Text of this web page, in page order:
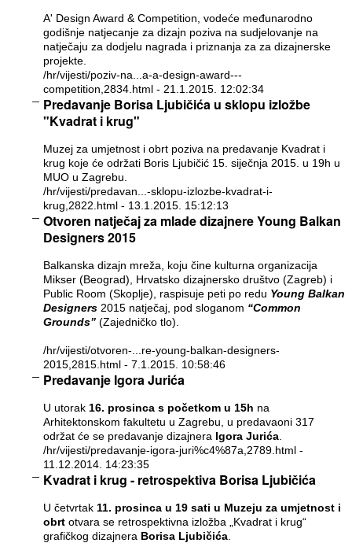
A' Design Award & Competition, vodeće međunarodno
godišnje natjecanje za dizajn poziva na sudjelovanje na
natječaju za dodjelu nagrada i priznanja za za dizajnerske
projekte.
/hr/vijesti/poziv-na...a-a-design-award---
competition,2834.html- 21.1.2015. 12:02:34
Predavanje Borisa Ljubičića u sklopu izložbe
"Kvadrat i krug"
Muzej za umjetnost i obrt poziva na predavanje Kvadrat i
krug koje će održati Boris Ljubičić 15. siječnja 2015. u 19h u
MUO u Zagrebu.
/hr/vijesti/predavan...-sklopu-izlozbe-kvadrat-i-
krug,2822.html- 13.1.2015. 15:12:13
Otvoren natječaj za mlade dizajnere Young Balkan
Designers 2015
Balkanska dizajn mreža, koju čine kulturna organizacija
Mikser (Beograd), Hrvatsko dizajnersko društvo (Zagreb) i
Public Room (Skoplje), raspisuje peti po redu Young Balkan
Designers2015 natječaj, pod sloganom “Common
Grounds”(Zajedničko tlo).
/hr/vijesti/otvoren-...re-young-balkan-designers-
2015,2815.html- 7.1.2015. 10:58:46
Predavanje Igora Jurića
U utorak 16. prosinca s početkom u 15h na
Arhitektonskom fakultetu u Zagrebu, u predavaoni 317
održat će se predavanje dizajnera Igora Jurića.
/hr/vijesti/predavanje-igora-juri%c4%87a,2789.html-
11.12.2014. 14:23:35
Kvadrat i krug - retrospektiva Borisa Ljubičića
U četvrtak 11. prosinca u 19 sati u Muzeju za umjetnost i
obrtotvara se retrospektivna izložba „Kvadrat i krug“
grafičkog dizajnera Borisa Ljubičića.